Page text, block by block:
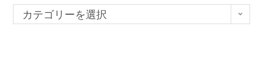
カテゴリーを選択